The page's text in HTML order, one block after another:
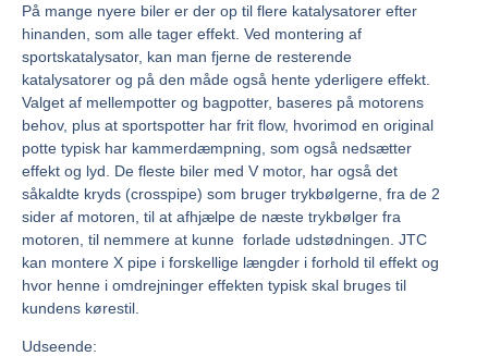
På mange nyere biler er der op til flere katalysatorer efter
hinanden, som alle tager effekt. Ved montering af
sportskatalysator, kan man fjerne de resterende
katalysatorer og på den måde også hente yderligere effekt.
Valget af mellempotter og bagpotter, baseres på motorens
behov, plus at sportspotter har frit flow, hvorimod en original
potte typisk har kammerdæmpning, som også nedsætter
effekt og lyd. De fleste biler med V motor, har også det
såkaldte kryds (crosspipe) som bruger trykbølgerne, fra de 2
sider af motoren, til at afhjælpe de næste trykbølger fra
motoren, til nemmere at kunne forlade udstødningen. JTC
kan montere X pipe i forskellige længder i forhold til effekt og
hvor henne i omdrejninger effekten typisk skal bruges til
kundens kørestil.
Udseende: